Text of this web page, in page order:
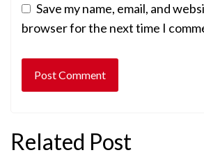
Save my name, email, and
browser for the next time I
Related Post